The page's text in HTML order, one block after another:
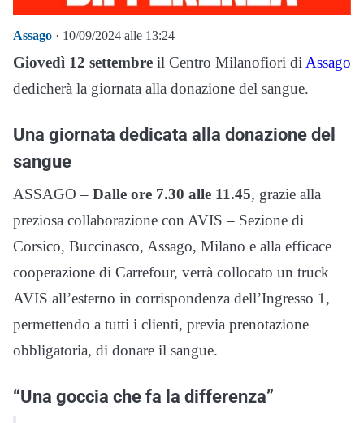
Assago · 10/09/2024 alle 13:24
Giovedì 12 settembre il Centro Milanofiori di Assago
dedicherà la giornata alla donazione del sangue.
Una giornata dedicata alla donazione del
sangue
ASSAGO – Dalle ore 7.30 alle 11.45, grazie alla
preziosa collaborazione con AVIS – Sezione di
Corsico, Buccinasco, Assago, Milano e alla efficace
cooperazione di Carrefour, verrà collocato un truck
AVIS all’esterno in corrispondenza dell’Ingresso 1,
permettendo a tutti i clienti, previa prenotazione
obbligatoria, di donare il sangue.
“Una goccia che fa la differenza”